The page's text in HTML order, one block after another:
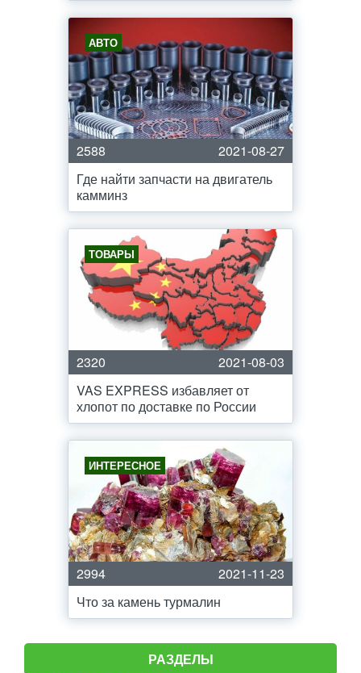
АВТО
2588
2021-08-27
Где найти запчасти на двигатель
камминз
ТОВАРЫ
2320
2021-08-03
VAS EXPRESS избавляет от
хлопот по доставке по России
ИНТЕРЕСНОЕ
2994
2021-11-23
Что за камень турмалин
РАЗДЕЛЫ